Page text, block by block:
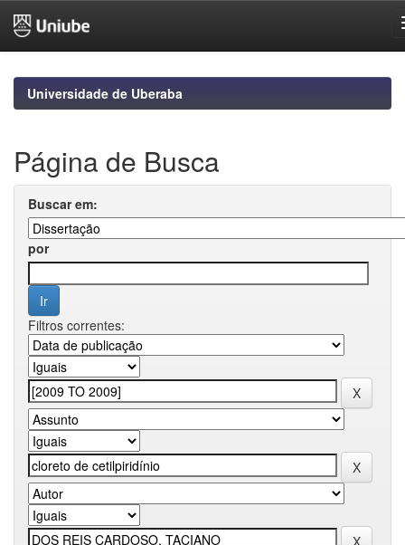
navigationUniversidade de Uberaba
Página de Busca
Buscar em:
por
Filtros correntes: